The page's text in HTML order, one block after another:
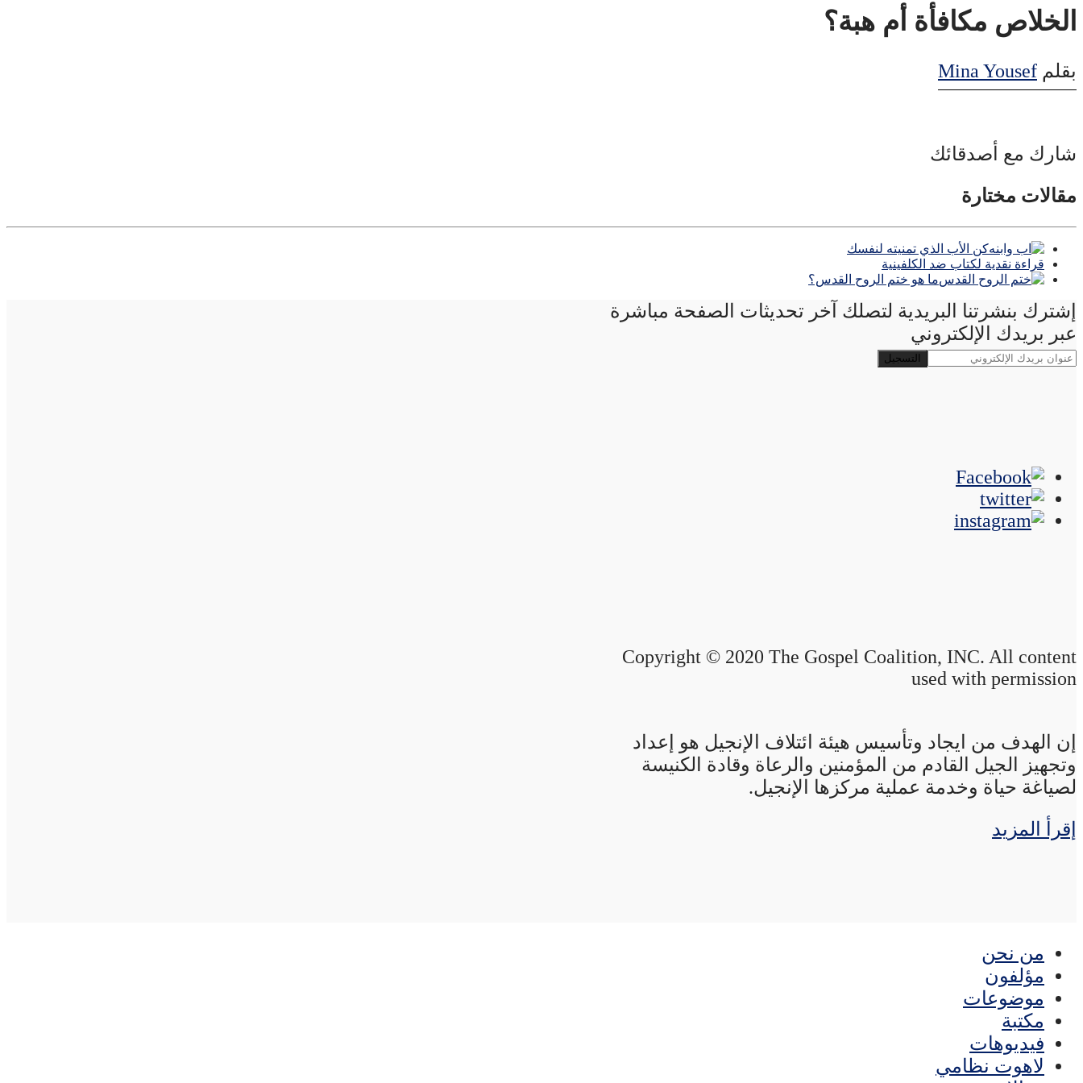
الخلاص مكافأة أم هبة؟
بقلم Mina Yousef
شارك مع أصدقائك
مقالات مختارة
كن الأب الذي تمنيته لنفسك
قراءة نقدية لكتاب ضد الكلفينية
ما هو ختم الروح القدس؟
إشترك بنشرتنا البريدية لتصلك آخر تحديثات الصفحة مباشرة
عبر بريدك الإلكتروني
Copyright © 2020 The Gospel Coalition, INC. All content
used with permission
إن الهدف من ايجاد وتأسيس هيئة ائتلاف الإنجيل هو إعداد
وتجهيز الجيل القادم من المؤمنين والرعاة وقادة الكنيسة
لصياغة حياة وخدمة عملية مركزها الإنجيل.
إقرأ المزيد
من نحن
مؤلفون
موضوعات
مكتبة
فيديوهات
لاهوت نظامي